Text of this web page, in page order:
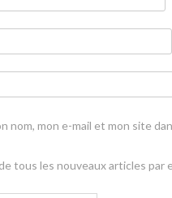
nom, mon e-mail et mon site
tous les nouveaux articles par